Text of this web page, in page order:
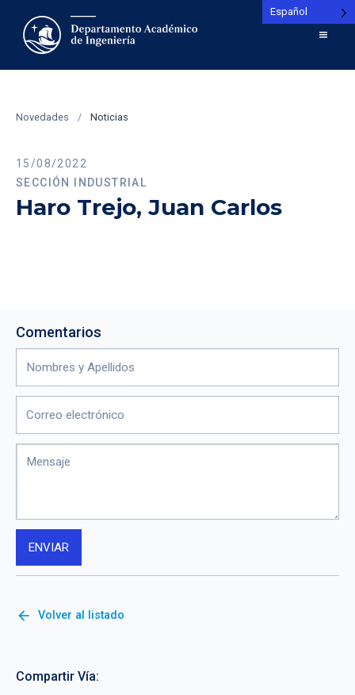
Novedades / Noticias
15/08/2022
SECCIÓN INDUSTRIAL
Haro Trejo, Juan Carlos
Comentarios
arrow_back Volver al listado
Compartir Vía:
Español